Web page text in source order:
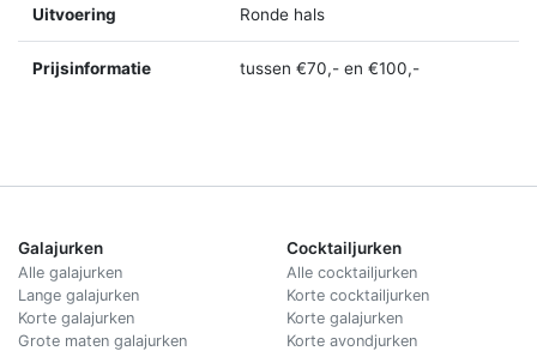
Uitvoering Ronde hals
Prijsinformatie tussen €70,- en €100,-
Galajurken
Alle galajurken
Lange galajurken
Korte galajurken
Grote maten galajurken
Cocktailjurken
Alle cocktailjurken
Korte cocktailjurken
Korte galajurken
Korte avondjurken